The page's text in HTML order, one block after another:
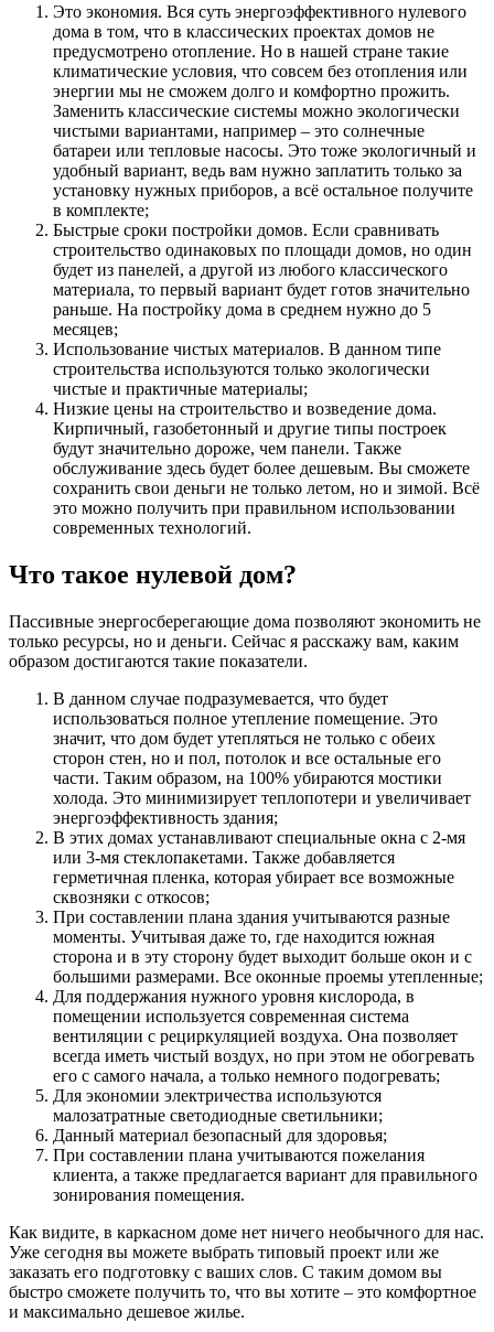
Это экономия. Вся суть энергоэффективного нулевого
дома в том, что в классических проектах домов не
предусмотрено отопление. Но в нашей стране такие
климатические условия, что совсем без отопления или
энергии мы не сможем долго и комфортно прожить.
Заменить классические системы можно экологически
чистыми вариантами, например – это солнечные
батареи или тепловые насосы. Это тоже экологичный и
удобный вариант, ведь вам нужно заплатить только за
установку нужных приборов, а всё остальное получите
в комплекте;
Быстрые сроки постройки домов. Если сравнивать
строительство одинаковых по площади домов, но один
будет из панелей, а другой из любого классического
материала, то первый вариант будет готов значительно
раньше. На постройку дома в среднем нужно до 5
месяцев;
Использование чистых материалов. В данном типе
строительства используются только экологически
чистые и практичные материалы;
Низкие цены на строительство и возведение дома.
Кирпичный, газобетонный и другие типы построек
будут значительно дороже, чем панели. Также
обслуживание здесь будет более дешевым. Вы сможете
сохранить свои деньги не только летом, но и зимой. Всё
это можно получить при правильном использовании
современных технологий.
Что такое нулевой дом?
Пассивные энергосберегающие дома позволяют экономить не
только ресурсы, но и деньги. Сейчас я расскажу вам, каким
образом достигаются такие показатели.
В данном случае подразумевается, что будет
использоваться полное утепление помещение. Это
значит, что дом будет утепляться не только с обеих
сторон стен, но и пол, потолок и все остальные его
части. Таким образом, на 100% убираются мостики
холода. Это минимизирует теплопотери и увеличивает
энергоэффективность здания;
В этих домах устанавливают специальные окна с 2-мя
или 3-мя стеклопакетами. Также добавляется
герметичная пленка, которая убирает все возможные
сквозняки с откосов;
При составлении плана здания учитываются разные
моменты. Учитывая даже то, где находится южная
сторона и в эту сторону будет выходит больше окон и с
большими размерами. Все оконные проемы утепленные;
Для поддержания нужного уровня кислорода, в
помещении используется современная система
вентиляции с рециркуляцией воздуха. Она позволяет
всегда иметь чистый воздух, но при этом не обогревать
его с самого начала, а только немного подогревать;
Для экономии электричества используются
малозатратные светодиодные светильники;
Данный материал безопасный для здоровья;
При составлении плана учитываются пожелания
клиента, а также предлагается вариант для правильного
зонирования помещения.
Как видите, в каркасном доме нет ничего необычного для нас.
Уже сегодня вы можете выбрать типовый проект или же
заказать его подготовку с ваших слов. С таким домом вы
быстро сможете получить то, что вы хотите – это комфортное
и максимально дешевое жилье.